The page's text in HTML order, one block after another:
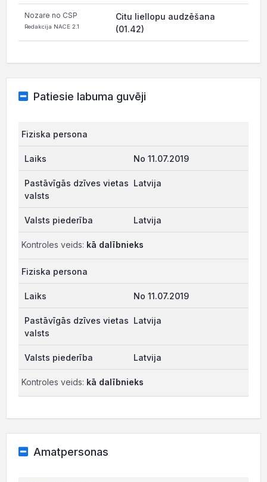
Nozare no CSP
Redakcija NACE 2.1
Citu liellopu audzēšana
(01.42)
Patiesie labuma guvēji
Fiziska persona
No 11.07.2019
Latvija
Latvija
Kontroles veids: kā dalībnieks
Fiziska persona
No 11.07.2019
Latvija
Latvija
Kontroles veids: kā dalībnieks
Amatpersonas